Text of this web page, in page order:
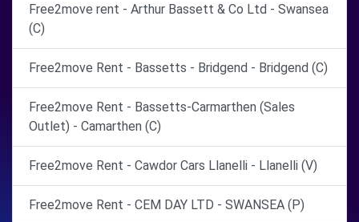
Free2move rent - Arthur Bassett & Co Ltd - Swansea
(C)
Free2move Rent - Bassetts - Bridgend - Bridgend (C)
Free2move Rent - Bassetts-Carmarthen (Sales
Outlet) - Camarthen (C)
Free2move Rent - Cawdor Cars Llanelli - Llanelli (V)
Free2move Rent - CEM DAY LTD - SWANSEA (P)